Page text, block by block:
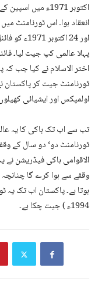
اکتوبر 1971ء
انعقاد ہوا۔ اس ٹورنامنٹ
پہلا عالمی کپ جیت لیا۔
اختر الاسلام نے کیا جب
ٹورنامنٹ جیت کر پاکستان
اولمپکس اور ایشیائی
تب سے اب تک ہاکی کا یہ
الاقوامی ہاکی فیڈریشن نے
وقفے سے ہوا کرے گا
1994ء ) جیت چکا ہے۔